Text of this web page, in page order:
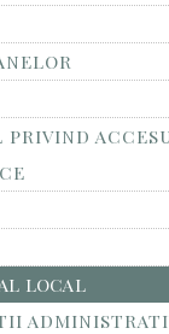
PRIVIND
LOCAL